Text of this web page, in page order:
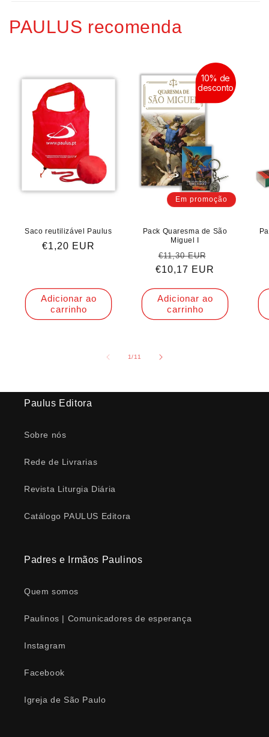
PAULUS recomenda
Saco reutilizável Paulus
Preço
€1,20 EUR
Adicionar ao
carrinho
Em promoção
10% de
desconto
Pack Quaresma de São
Miguel I
Preço
normal
€11,30 EUR
de
€10,17 EUR
Adicionar ao
carrinho
1/de
11
Paulus Editora
Sobre nós
Rede de Livrarias
Revista Liturgia Diária
Catálogo PAULUS Editora
Padres e Irmãos Paulinos
Quem somos
Paulinos | Comunicadores de esperança
Instagram
Facebook
Igreja de São Paulo